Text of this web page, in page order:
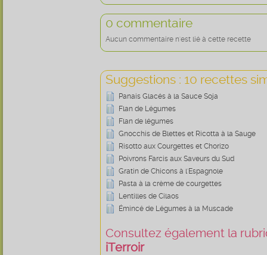
0 commentaire
Aucun commentaire n'est lié à cette recette
Suggestions : 10 recettes
Panais Glacés à la Sauce Soja
Flan de Légumes
Flan de légumes
Gnocchis de Blettes et Ricotta à la Sauge
Risotto aux Courgettes et Chorizo
Poivrons Farcis aux Saveurs du Sud
Gratin de Chicons à l'Espagnole
Pasta à la crème de courgettes
Lentilles de Cilaos
Émincé de Légumes à la Muscade
Consultez également la
iTerroir